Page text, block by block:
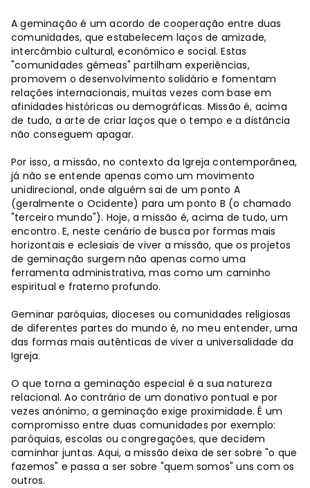
A geminação é um acordo de cooperação entre duas
comunidades, que estabelecem laços de amizade,
intercâmbio cultural, económico e social. Estas
"comunidades gémeas" partilham experiências,
promovem o desenvolvimento solidário e fomentam
relações internacionais, muitas vezes com base em
afinidades históricas ou demográficas. Missão é, acima
de tudo, a arte de criar laços que o tempo e a distância
não conseguem apagar.
Por isso, a missão, no contexto da Igreja contemporânea,
já não se entende apenas como um movimento
unidirecional, onde alguém sai de um ponto A
(geralmente o Ocidente) para um ponto B (o chamado
"terceiro mundo"). Hoje, a missão é, acima de tudo, um
encontro. E, neste cenário de busca por formas mais
horizontais e eclesiais de viver a missão, que os projetos
de geminação surgem não apenas como uma
ferramenta administrativa, mas como um caminho
espiritual e fraterno profundo.
Geminar paróquias, dioceses ou comunidades religiosas
de diferentes partes do mundo é, no meu entender, uma
das formas mais autênticas de viver a universalidade da
Igreja.
O que torna a geminação especial é a sua natureza
relacional. Ao contrário de um donativo pontual e por
vezes anónimo, a geminação exige proximidade. É um
compromisso entre duas comunidades por exemplo:
paróquias, escolas ou congregações, que decidem
caminhar juntas. Aqui, a missão deixa de ser sobre "o que
fazemos" e passa a ser sobre "quem somos" uns com os
outros.